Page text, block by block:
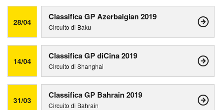
28/04 Classifica GP Azerbaigian 2019
Circuito di Baku
14/04 Classifica GP diCina 2019
Circuito di Shanghai
31/03 Classifica GP Bahrain 2019
Circuito di Bahrain